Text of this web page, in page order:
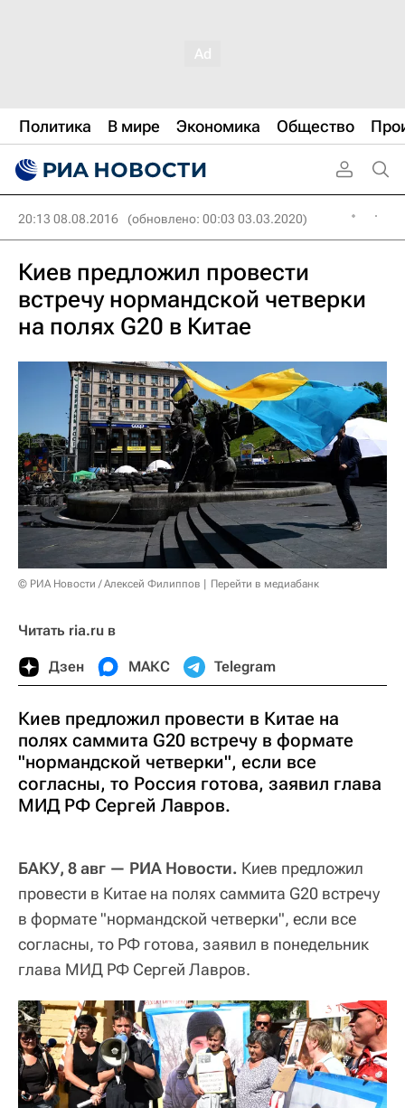
Политика В мире Экономика Общество
20:13 08.08.2016 (обновлено: 00:03 03.03.2020)
Киев предложил провести
встречу нормандской четверки
на полях G20 в Китае
© РИА Новости / Алексей Филиппов Перейти в медиабанк
Читать ria.ru в
Дзен МАКС Telegram
Киев предложил провести в Китае на
полях саммита G20 встречу в формате
"нормандской четверки", если все
согласны, то Россия готова, заявил глава
МИД РФ Сергей Лавров.
БАКУ, 8 авг — РИА Новости. Киев предложил
провести в Китае на полях саммита G20 встречу
в формате "нормандской четверки", если все
согласны, то РФ готова, заявил в понедельник
глава МИД РФ Сергей Лавров.